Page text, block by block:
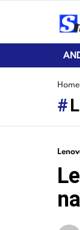
You
Home